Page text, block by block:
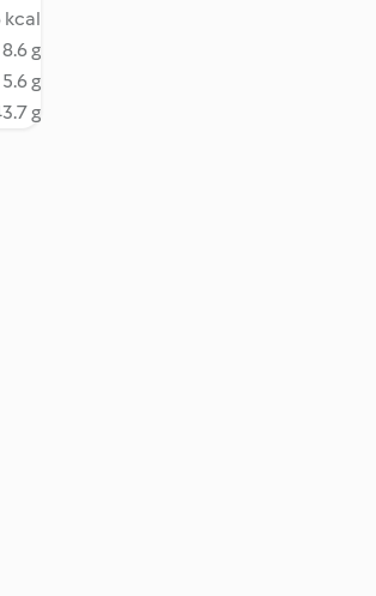
kcal
8.6 g
5.6 g
g